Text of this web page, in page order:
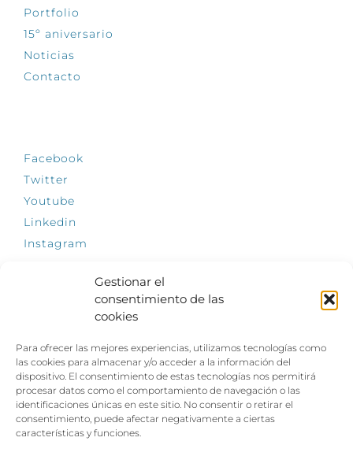
Gestionar el
consentimiento de las
cookies
Para ofrecer las mejores experiencias, utilizamos tecnologías como
las cookies para almacenar y/o acceder a la información del
dispositivo. El consentimiento de estas tecnologías nos permitirá
procesar datos como el comportamiento de navegación o las
identificaciones únicas en este sitio. No consentir o retirar el
consentimiento, puede afectar negativamente a ciertas
características y funciones.
Portfolio
15º aniversario
Noticias
Contacto
Facebook
Twitter
Youtube
Linkedin
Instagram
El empleo, la gran llave para una vida
independiente: Fundación Dfa reclama un
impulso decidido a la inclusión laboral de las
personas con discapacidad
Clown, circo y magia: el Jardín de las Artes